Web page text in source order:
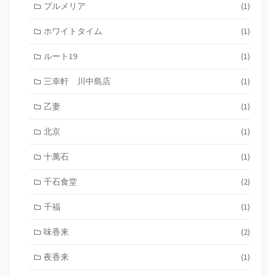
プルメリア (1)
ホワイトタイム (1)
ルート19 (1)
三幸軒 川中島店 (1)
乙妻 (1)
北京 (1)
十萬石 (1)
千石食堂 (2)
千福 (1)
味香来 (2)
夜香来 (1)